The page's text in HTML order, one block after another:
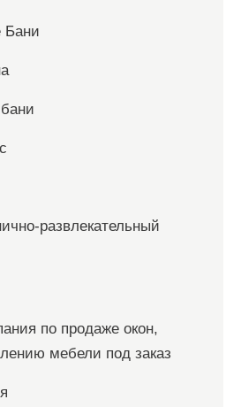
Бани
развлекательный
по продаже окон,
мебели под заказ